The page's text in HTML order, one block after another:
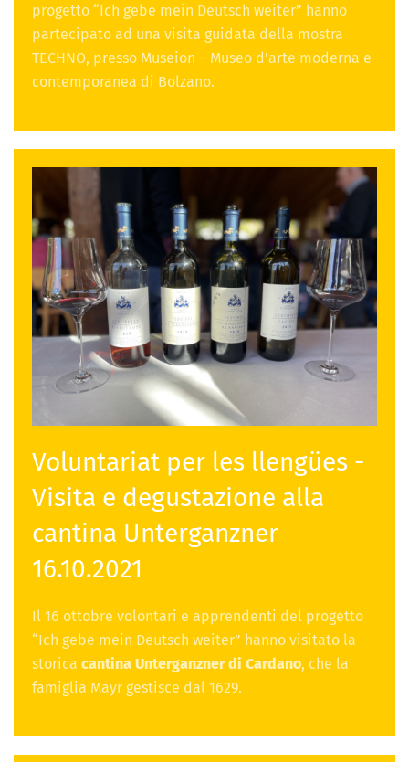
progetto “Ich gebe mein Deutsch weiter” hanno
partecipato ad una visita guidata della mostra
TECHNO, presso Museion – Museo d’arte moderna e
contemporanea di Bolzano.
Voluntariat per les llengües -
Visita e degustazione alla
cantina Unterganzner
16.10.2021
Il 16 ottobre volontari e apprendenti del progetto
“Ich gebe mein Deutsch weiter” hanno visitato la
storica cantina Unterganzner di Cardano, che la
famiglia Mayr gestisce dal 1629.